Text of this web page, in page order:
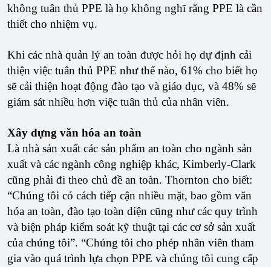
không tuân thủ PPE là họ không nghĩ rằng PPE là cần
thiết cho nhiệm vụ.
Khi các nhà quản lý an toàn được hỏi họ dự định cải
thiện việc tuân thủ PPE như thế nào, 61% cho biết họ
sẽ cải thiện hoạt động đào tạo và giáo dục, và 48% sẽ
giám sát nhiều hơn việc tuân thủ của nhân viên.
Xây dựng văn hóa an toàn
Là nhà sản xuất các sản phẩm an toàn cho ngành sản
xuất và các ngành công nghiệp khác, Kimberly-Clark
cũng phải đi theo chủ đề an toàn. Thornton cho biết:
“Chúng tôi có cách tiếp cận nhiều mặt, bao gồm văn
hóa an toàn, đào tạo toàn diện cũng như các quy trình
và biện pháp kiểm soát kỹ thuật tại các cơ sở sản xuất
của chúng tôi”. “Chúng tôi cho phép nhân viên tham
gia vào quá trình lựa chọn PPE và chúng tôi cung cấp